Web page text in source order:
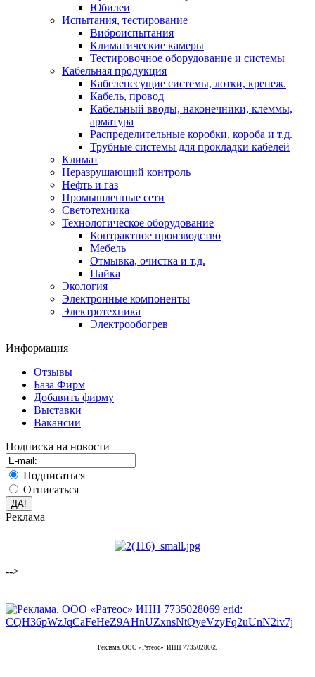
Юбилеи
Испытания, тестирование
Виброиспытания
Климатические камеры
Тестировочное оборудование и системы
Кабельная продукция
Кабеленесущие системы, лотки, крепеж.
Кабель, провод
Кабельный вводы, наконечники, клеммы,
арматура
Распределительные коробки, короба и т.д.
Трубные системы для прокладки кабелей
Климат
Неразрушающий контроль
Нефть и газ
Промышленные сети
Светотехника
Технологическое оборудование
Контрактное производство
Мебель
Отмывка, очистка и т.д.
Пайка
Экология
Электронные компоненты
Электротехника
Электрообогрев
Информация
Отзывы
База Фирм
Добавить фирму
Выставки
Вакансии
Подписка на новости
Подписаться
Отписаться
Реклама
-->
Реклама. ООО «Ратеос» ИНН 7735028069